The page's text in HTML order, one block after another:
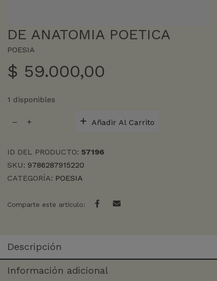
DE ANATOMIA POETICA
POESIA
$ 59.000,00
1 disponibles
ANATOMIA
Añadir Al Carrito
ID DEL PRODUCTO: 57196
SKU: 9786287915220
CATEGORÍA: POESIA
Comparte este artículo:
Descripción
Información adicional